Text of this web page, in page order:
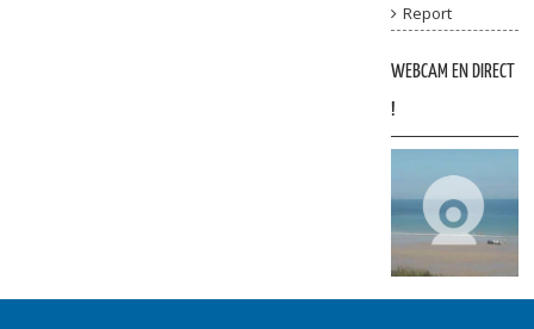
Report
WEBCAM EN DIRECT
!